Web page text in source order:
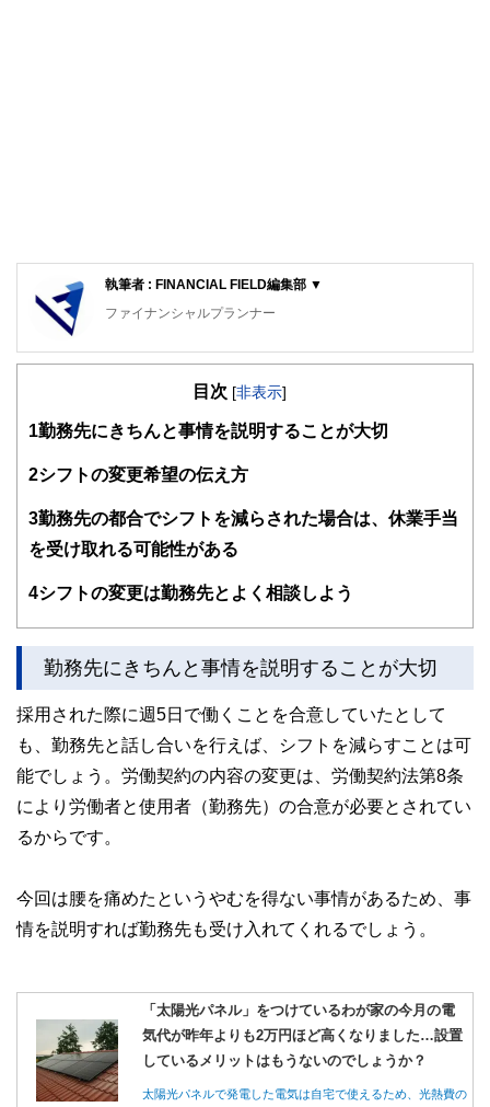
執筆者 : FINANCIAL FIELD編集部 ▼
ファイナンシャルプランナー
FinancialField編集部は、金融、経済に関する記事を、日々
知識がない方でも理解できるようわかりやすく発信していま
得者を中心に「お金や暮らし」に関する書籍・雑誌の編集経
験者で構成され、企画立案から記事掲載まですべての工程に
FinancialFieldの特徴は、ファイナンシャルプランナー、弁
護士、税理士、宅地建物取引士、相続診断士、住宅ローンア
ドバイザー、DCプランナー、公認会計士、社会保険労務
士、行政書士、投資アナリスト、キャリアコンサルタントな
をわかりやすく発信している点です。
執筆者・監修者による執筆体制を築くことで、内容のわかり
やすさはもちろんのこと、読み応えのあるコンテンツと確か
な情報発信を実現しています。
コンシェルジュを目指します。
目次 [非表示]
1 勤務先にきちんと事情を説明することが大切
2シフトの変更希望の伝え方
3勤務先の都合でシフトを減らされた場合は、休業手当
を受け取れる可能性がある
4シフトの変更は勤務先とよく相談しよう
勤務先にきちんと事情を説明することが大切
採用された際に週5日で働くことを合意していたとして
も、勤務先と話し合いを行えば、シフトを減らすことは可
能でしょう。労働契約の内容の変更は、労働契約法第8条
により労働者と使用者（勤務先）の合意が必要とされてい
るからです。
今回は腰を痛めたというやむを得ない事情があるため、事
情を説明すれば勤務先も受け入れてくれるでしょう。
「太陽光パネル」をつけているわが家の今月の電
気代が昨年よりも2万円ほど高くなりました…設置
しているメリットはもうないのでしょうか？
太陽光パネルで発電した電気は自宅で使えるため、光熱費の